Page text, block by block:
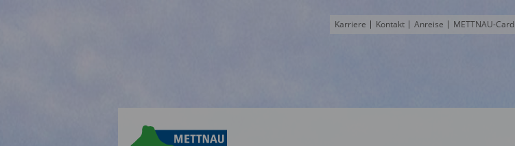
Karriere Kontakt Anreise METTNAU-Card